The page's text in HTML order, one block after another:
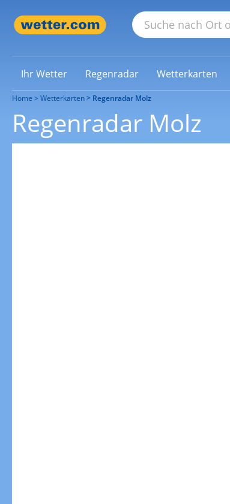
Ihr Wetter Regenradar Wetterkarten
Home Wetterkarten Regenradar Molz
Regenradar Molz